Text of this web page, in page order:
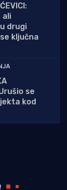
ali
drugi
ključna
se
kod